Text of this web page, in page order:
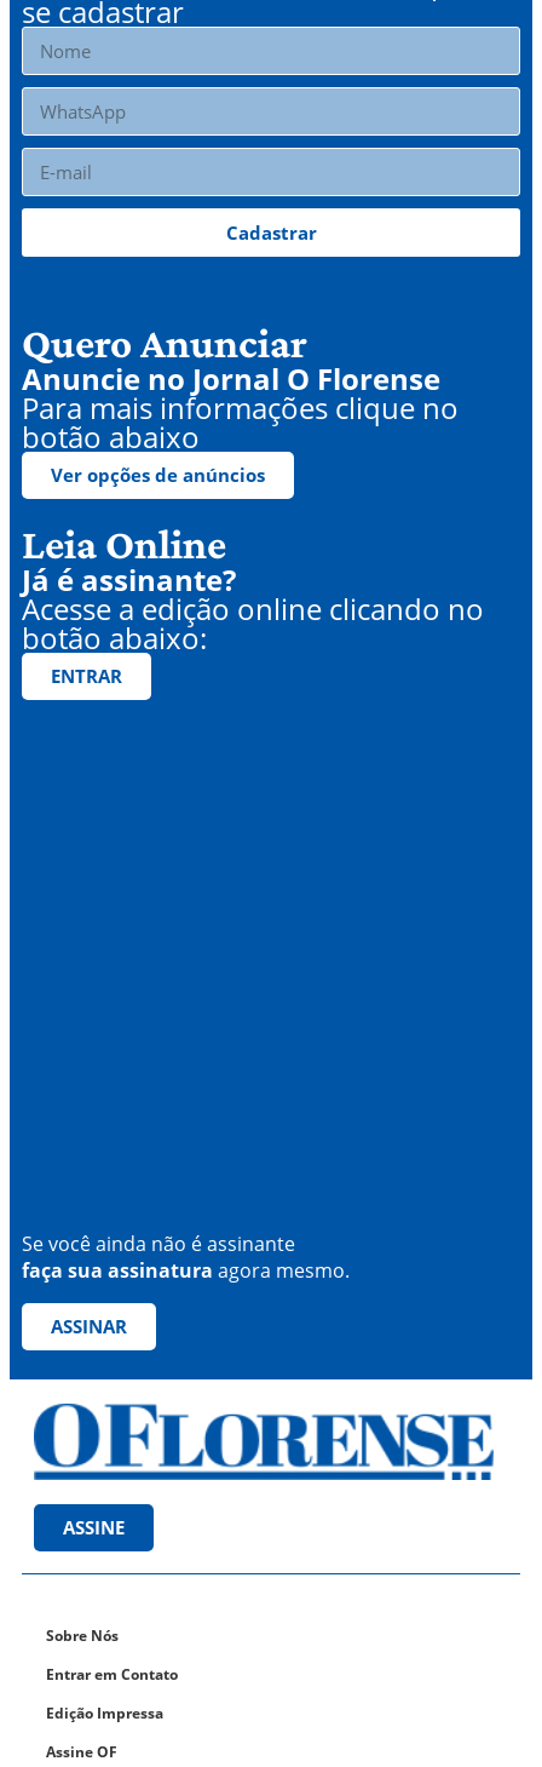
se cadastrar
Cadastrar
Quero Anunciar
Anuncie no Jornal O Florense
Para mais informações clique no
botão abaixo
Ver opções de anúncios
Leia Online
Já é assinante?
Acesse a edição online clicando no
botão abaixo:
ENTRAR
Se você ainda não é assinante
faça sua assinatura agora mesmo.
ASSINAR
ASSINE
Sobre Nós
Entrar em Contato
Edição Impressa
Assine OF